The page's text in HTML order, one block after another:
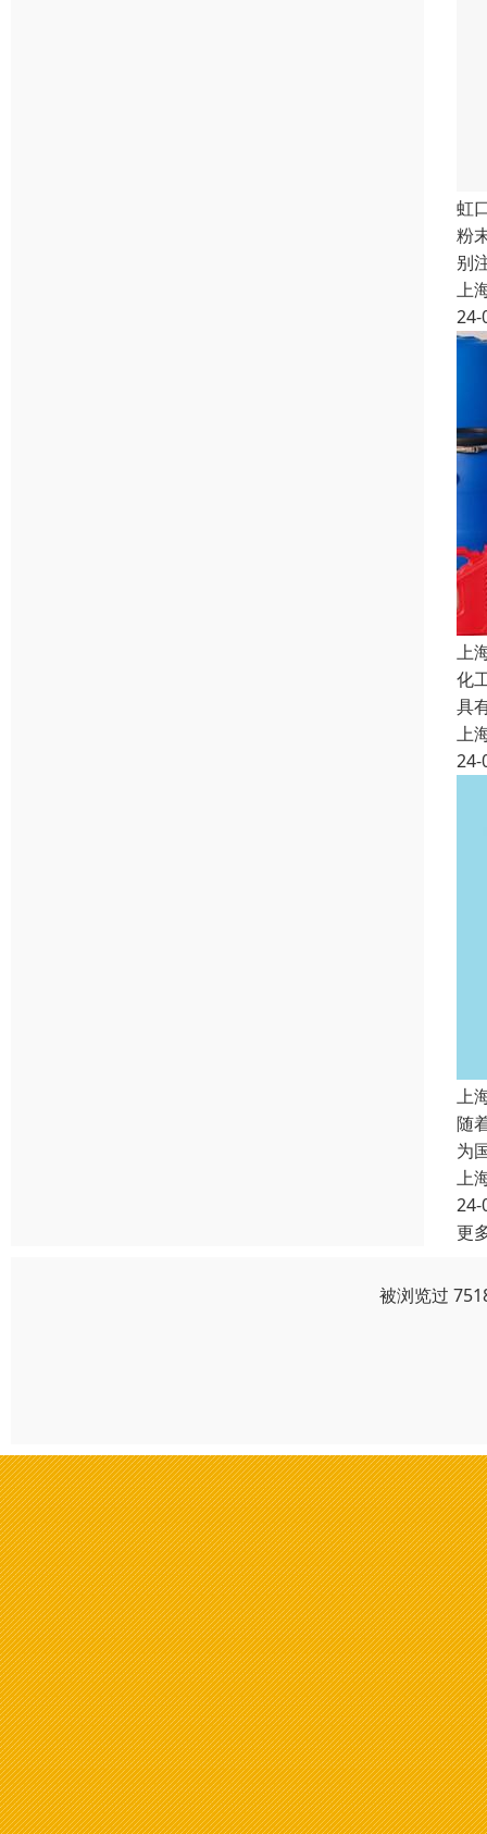
虹
粉
别
上
24-
上
化
具
上
24-
上
随
为
上
24-
更
被浏览过